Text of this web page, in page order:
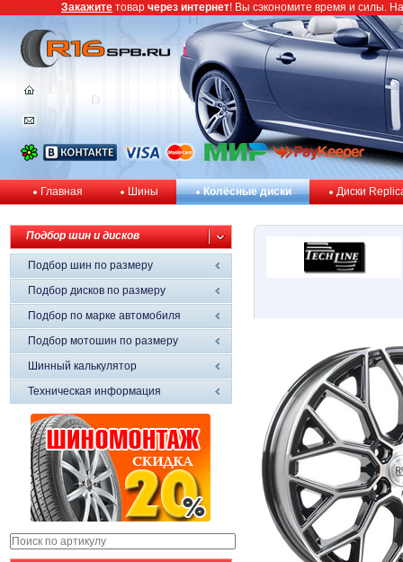
Главная Шины Колёсные диски Диски
Подбор шин и дисков
Подбор шин по размеру
Подбор дисков по размеру
Подбор по марке автомобиля
Подбор мотошин по размеру
Шинный калькулятор
Техническая информация
Закажите товар через интернет! Вы сэкономите время и силы.